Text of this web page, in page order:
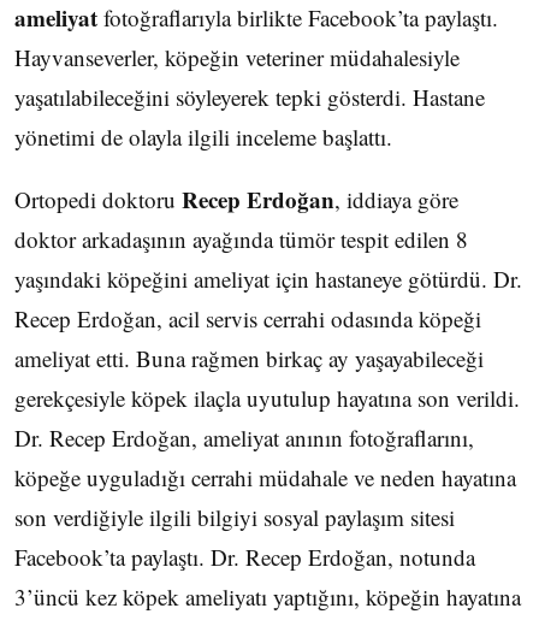
ameliyat fotoğraflarıyla birlikte Facebook’ta paylaştı.
Hayvanseverler, köpeğin veteriner müdahalesiyle
yaşatılabileceğini söyleyerek tepki gösterdi. Hastane
yönetimi de olayla ilgili inceleme başlattı.
Ortopedi doktoru Recep Erdoğan, iddiaya göre
doktor arkadaşının ayağında tümör tespit edilen 8
yaşındaki köpeğini ameliyat için hastaneye götürdü. Dr.
Recep Erdoğan, acil servis cerrahi odasında köpeği
ameliyat etti. Buna rağmen birkaç ay yaşayabileceği
gerekçesiyle köpek ilaçla uyutulup hayatına son verildi.
Dr. Recep Erdoğan, ameliyat anının fotoğraflarını,
köpeğe uyguladığı cerrahi müdahale ve neden hayatına
son verdiğiyle ilgili bilgiyi sosyal paylaşım sitesi
Facebook’ta paylaştı. Dr. Recep Erdoğan, notunda
3’üncü kez köpek ameliyatı yaptığını, köpeğin hayatına